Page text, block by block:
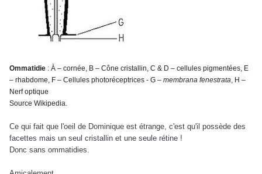
Ommatidie : À – cornée, B – Cône cristallin, C & D – cellules pigmentées, E
– rhabdome, F – Cellules photoréceptrices - G – membrana fenestrata, H –
Nerf optique
Source Wikipedia.
Ce qui fait que l'oeil de Dominique est étrange, c'est qu'il possède des
facettes mais un seul cristallin et une seule rétine !
Donc sans ommatidies.